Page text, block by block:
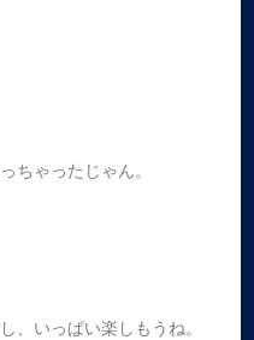
ちゃったじゃん。
、いっぱい楽しもうね。